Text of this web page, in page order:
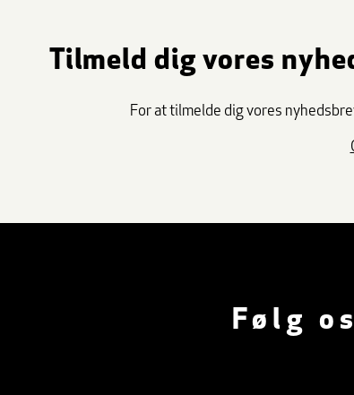
Tilmeld dig vores
For at tilmelde dig vores
Følg os